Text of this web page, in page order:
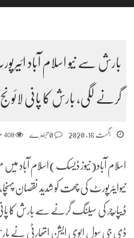
بارش سے نیو اسلام آباد
گرنے لگی، بارش کا پانی
اگست 16, 2020 408
اسلام آباد(نیوز ڈیسک)اسلام آباد میں
نیوایئرپورٹ کی چھت کو شدید نقصان
ڈیپارچر کی سیلنگ گرنے سے بارش کا
ڈی جی سول ایوی ایشن اتھارٹی نے